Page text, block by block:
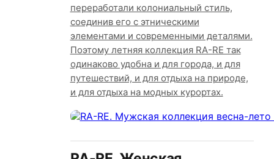
переработали колониальный стиль,
соединив его с этническими
элементами и современными деталями.
Поэтому летняя коллекция RA-RE так
одинаково удобна и для города, и для
путешествий, и для отдыха на природе,
и для отдыха на модных курортах.